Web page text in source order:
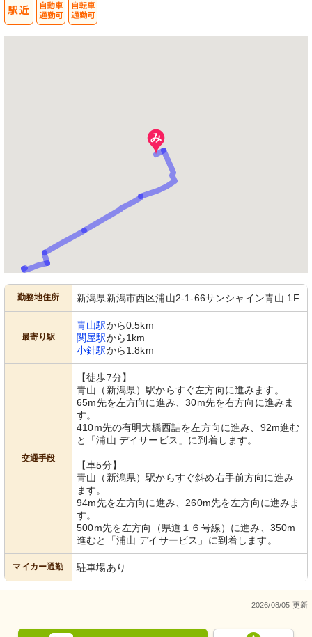
勤務地住所 新潟県新潟市西区浦山2-1-66サンシャイン青山 1F
最寄り駅
青山駅から0.5km
関屋駅から1km
小針駅から1.8km
交通手段
【徒歩7分】
青山（新潟県）駅からすぐ左方向に進みます。
65m先を左方向に進み、30m先を右方向に進みま
す。
410m先の有明大橋西詰を左方向に進み、92m進む
と「浦山 デイサービス」に到着します。
【車5分】
青山（新潟県）駅からすぐ斜め右手前方向に進み
ます。
94m先を左方向に進み、260m先を左方向に進みま
す。
500m先を左方向（県道１６号線）に進み、350m
進むと「浦山 デイサービス」に到着します。
マイカー通勤 駐車場あり
2026/08/05 更新